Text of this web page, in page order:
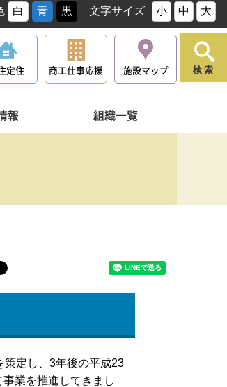
白 青 黒 文字サイズ 小 中 大
定住 商工仕事応援 施設マップ
報 組織一覧
検索
定し、3年後の平成23
業を推進してきまし